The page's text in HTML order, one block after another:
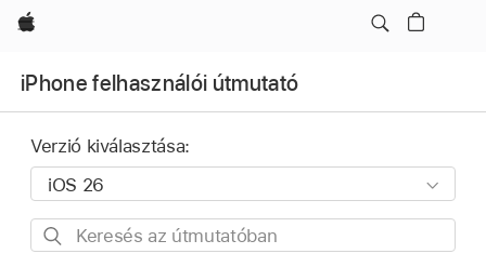
Apple
iPhone felhasználói útmutató
Verzió kiválasztása:
Keresés